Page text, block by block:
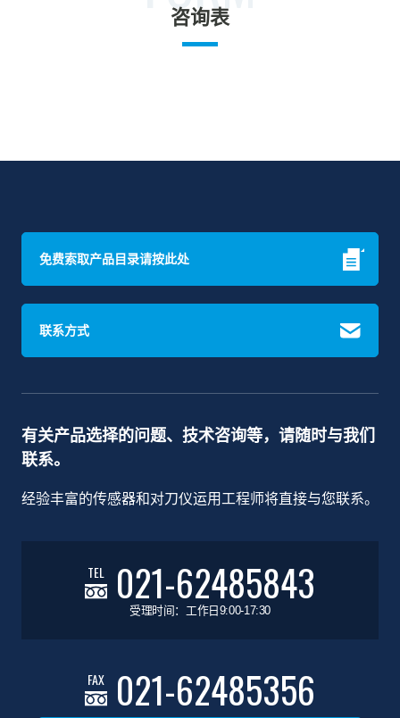
咨询表
免费索取产品目录请按此处
联系方式
有关产品选择的问题、技术咨询等，请随时与我们
联系。
经验丰富的传感器和对刀仪运用工程师将直接与您联系。
TEL 021-62485843
受理时间：工作日9:00-17:30
FAX 021-62485356